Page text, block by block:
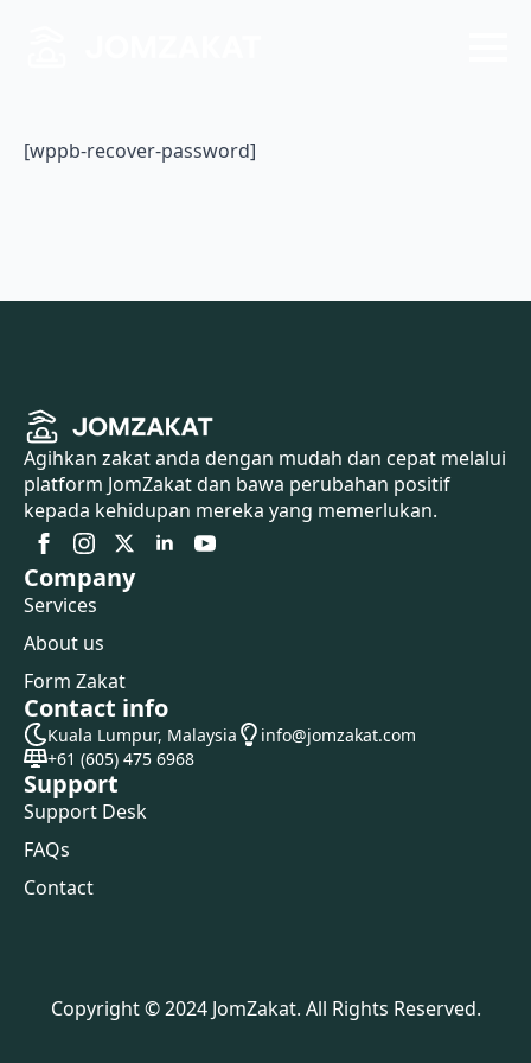
[wppb-recover-password]
Agihkan zakat anda dengan mudah dan cepat melalui
platform JomZakat dan bawa perubahan positif
kepada kehidupan mereka yang memerlukan.
Company
Services
About us
Form Zakat
Contact info
Kuala Lumpur, Malaysia
info@jomzakat.com
+61 (605) 475 6968
Support
Support Desk
FAQs
Contact
Copyright © 2024 JomZakat. All Rights Reserved.